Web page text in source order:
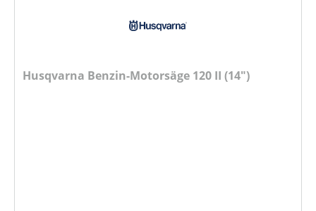
Husqvarna Benzin-Motorsäge 120 II (14")